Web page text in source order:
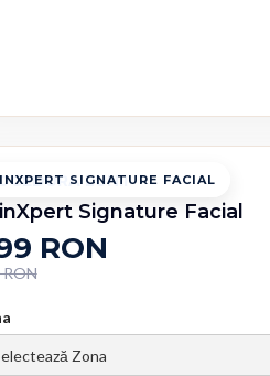
SIGNATURE FACIAL
LUNII
Signature Facial
RON